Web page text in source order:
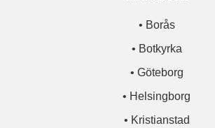
• Borås
• Botkyrka
• Göteborg
• Helsingborg
• Kristianstad